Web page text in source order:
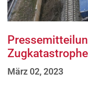
März 02, 2023